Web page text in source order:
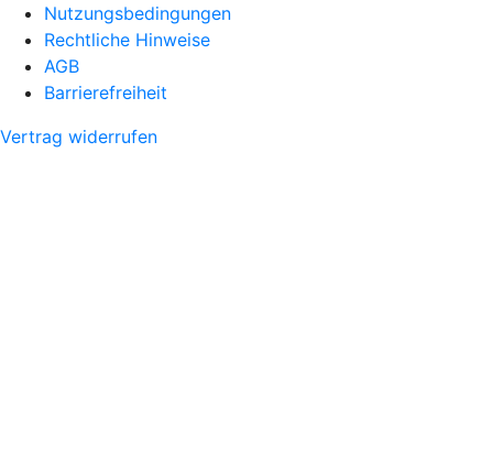
Nutzungsbedingungen
Rechtliche Hinweise
AGB
Barrierefreiheit
Vertrag widerrufen